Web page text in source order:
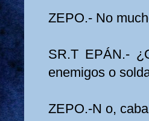
ZEPO.- No
SR.T EPÁN.-
enemigos o
ZEPO.-N o,